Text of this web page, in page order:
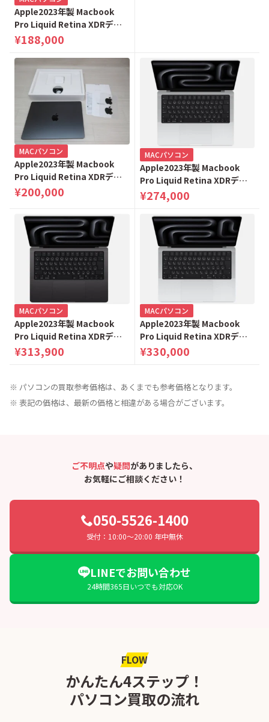
Apple2023年製 Macbook
Pro Liquid Retina XDRディ
スプレイ 14.2 8GB 1TB
MTL83J/A スペースグレー
¥188,000
MACパソコン
Apple2023年製 Macbook
Pro Liquid Retina XDRディ
スプレイ 14.2 18GB 512GB
MRX33J/A スペースブラック
¥200,000
MACパソコン
Apple2023年製 Macbook
Pro Liquid Retina XDRディ
スプレイ 14.2 18GB 512GB
MRX63J/A シルバー
¥274,000
MACパソコン
Apple2023年製 Macbook
Pro Liquid Retina XDRディ
スプレイ 14.2 18GB 1TB
MRX43J/A スペースブラック
¥313,900
MACパソコン
Apple2023年製 Macbook
Pro Liquid Retina XDRディ
スプレイ 14.2 18GB 1TB
MRX73J/A シルバー
¥330,000
※ パソコンの買取参考価格は、あくまでも参考価格となります。
※ 表記の価格は、最新の価格と相違がある場合がございます。
ご不明点や疑問がありましたら、
お気軽にご相談ください！
050-5526-1400
受付：10:00〜20:00 年中無休
LINEでお問い合わせ
24時間365日いつでも対応OK
FLOW
かんたん4ステップ！
パソコン買取の流れ